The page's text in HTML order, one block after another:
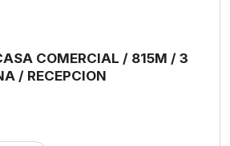
COMERCIAL / 815M / 3
/ RECEPCION